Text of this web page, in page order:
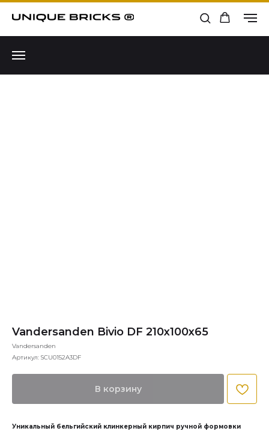
Vandersanden Bivio DF 210x100x65
Vandersanden
Артикул: SCU0152A3DF
В корзину
Уникальный бельгийский клинкерный кирпич ручной формовки